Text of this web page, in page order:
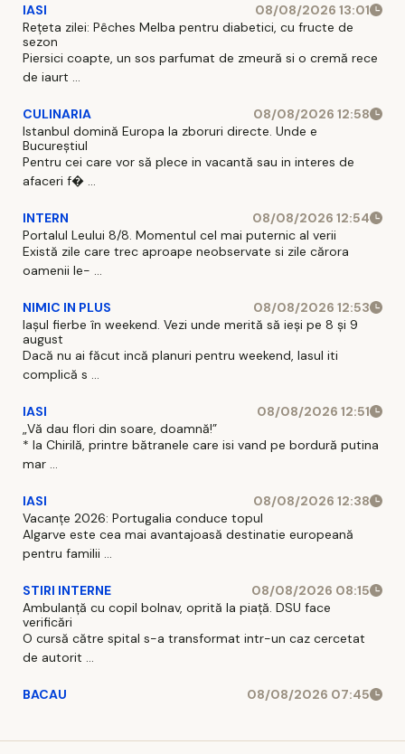
IASI
08/08/2026 13:01
Rețeta zilei: Pêches Melba pentru diabetici, cu fructe de
sezon
Piersici coapte, un sos parfumat de zmeură si o cremă rece
de iaurt ...
CULINARIA
08/08/2026 12:58
Istanbul domină Europa la zboruri directe. Unde e
Bucureștiul
Pentru cei care vor să plece in vacantă sau in interes de
afaceri f� ...
INTERN
08/08/2026 12:54
Portalul Leului 8/8. Momentul cel mai puternic al verii
Există zile care trec aproape neobservate si zile cărora
oamenii le- ...
NIMIC IN PLUS
08/08/2026 12:53
Iașul fierbe în weekend. Vezi unde merită să ieși pe 8 și 9
august
Dacă nu ai făcut incă planuri pentru weekend, Iasul iti
complică s ...
IASI
08/08/2026 12:51
„Vă dau flori din soare, doamnă!”
* la Chirilă, printre bătranele care isi vand pe bordură putina
mar ...
IASI
08/08/2026 12:38
Vacanțe 2026: Portugalia conduce topul
Algarve este cea mai avantajoasă destinatie europeană
pentru familii ...
STIRI INTERNE
08/08/2026 08:15
Ambulanță cu copil bolnav, oprită la piață. DSU face
verificări
O cursă către spital s-a transformat intr-un caz cercetat
de autorit ...
BACAU 08/08/2026 07:45